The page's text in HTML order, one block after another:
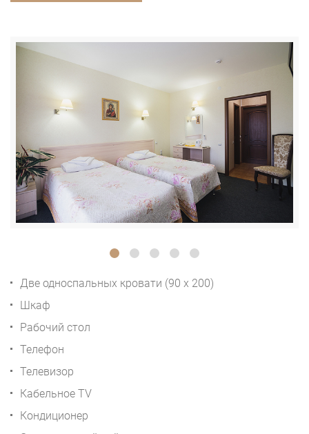
Две односпальных кровати (90 x 200)
Шкаф
Рабочий стол
Телефон
Телевизор
Кабельное TV
Кондиционер